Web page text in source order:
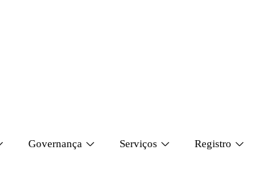
Governança Serviços Registro